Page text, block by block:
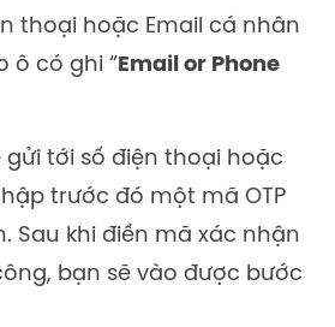
thoại hoặc Email cá nhân
ô có ghi “ Email or Phone
gửi tới số điện thoại hoặc
trước đó một mã OTP
Sau khi điền mã xác nhận
bạn sẽ vào được bước